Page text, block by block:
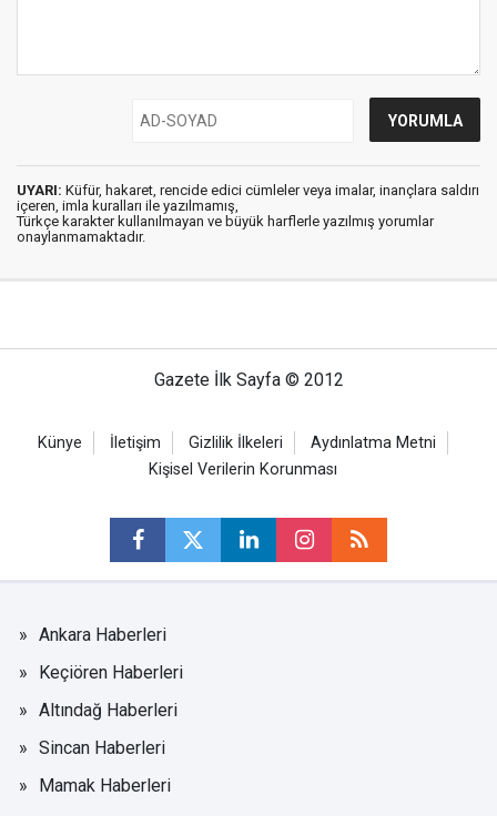
UYARI: Küfür, hakaret, rencide edici cümleler veya imalar, inançlara saldırı
içeren, imla kuralları ile yazılmamış,
Türkçe karakter kullanılmayan ve büyük harflerle yazılmış yorumlar
onaylanmamaktadır.
Gazete İlk Sayfa © 2012
Künye İletişim Gizlilik İlkeleri
Aydınlatma Metni
Kişisel Verilerin Korunması
Ankara Haberleri
Keçiören Haberleri
Altındağ Haberleri
Sincan Haberleri
Mamak Haberleri